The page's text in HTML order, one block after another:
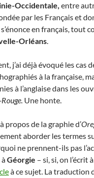
Occidentale, entre
par les Français et
s’énonce en français, tout
Orléans.
j’ai déjà évoqué les cas
à la française,
à l’anglaise dans les
Une honte.
propos de la graphie d’
aborder les termes
ne prennent-ils pas
Géorgie – si, si, on l’écrit
à ce sujet. La traduction